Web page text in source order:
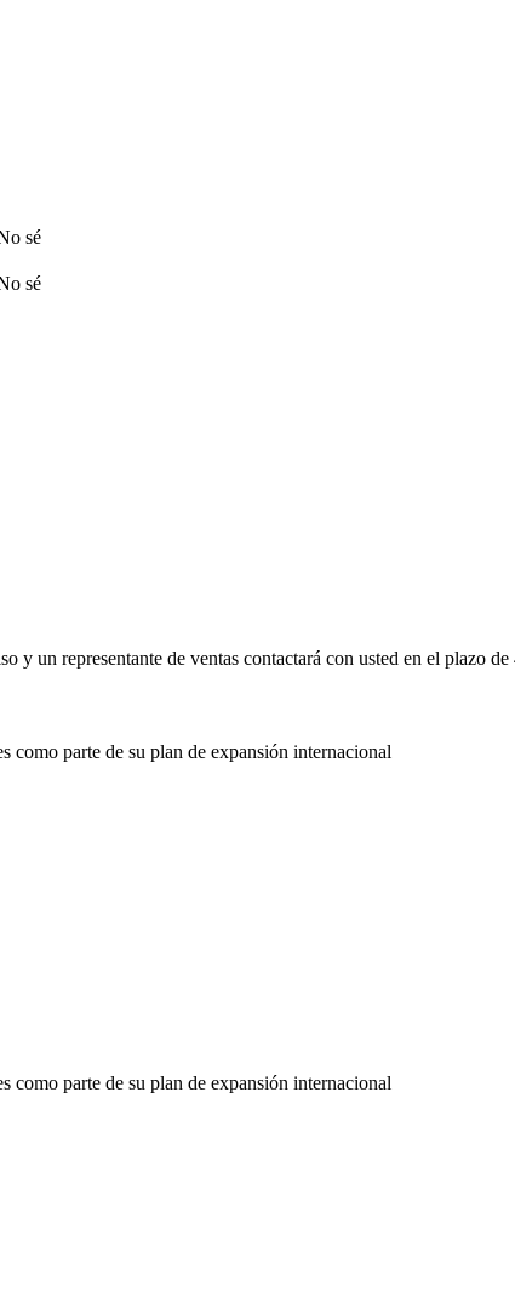
sé
sé
un representante de ventas contactará con usted en el plazo de
como parte de su plan de expansión internacional
como parte de su plan de expansión internacional